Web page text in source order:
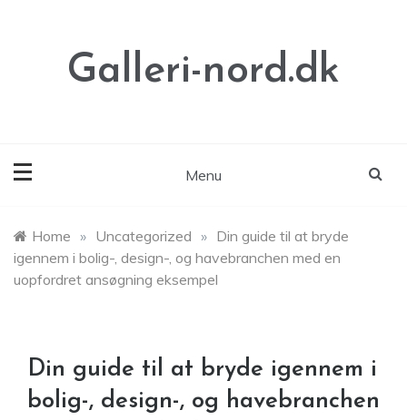
Galleri-nord.dk
Menu
Home » Uncategorized » Din guide til at bryde
igennem i bolig-, design-, og havebranchen med en
uopfordret ansøgning eksempel
Din guide til at bryde igennem i
bolig-, design-, og havebranchen